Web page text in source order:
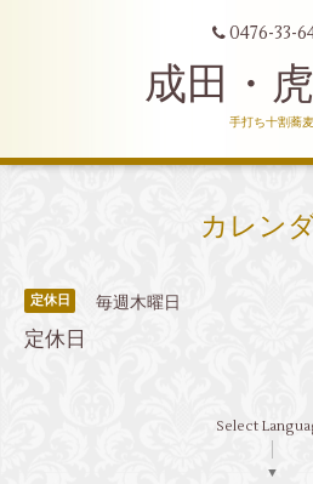
0476-33-
成田・
手打ち十割蕎麦
カレン
定休日 毎週木曜日
定休日
Select
▼